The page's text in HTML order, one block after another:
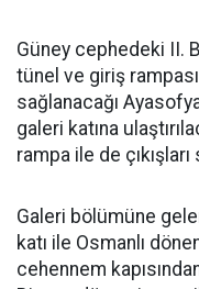
Güney cephedeki II.
tünel ve giriş
sağlanacağı
galeri katına
rampa ile de
Galeri bölümüne
katı ile Osmanlı
cehennem